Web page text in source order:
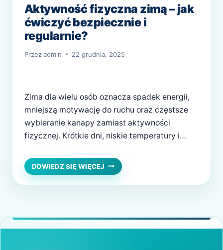
Aktywność fizyczna zimą – jak
ćwiczyć bezpiecznie i
regularnie?
Przezadmin 22 grudnia, 2025
Zima dla wielu osób oznacza spadek energii,
mniejszą motywację do ruchu oraz częstsze
wybieranie kanapy zamiast aktywności
fizycznej. Krótkie dni, niskie temperatury i
skutecznie zniechęcają do regularnych
ćwiczeń. Tymczasem aktywność fizyczna
zimą ma ogromne znaczenie nie tylko dla
DOWIEDZ SIĘ WIĘCEJ AKTYWNOŚĆ
FIZYCZNA
ZIMĄ